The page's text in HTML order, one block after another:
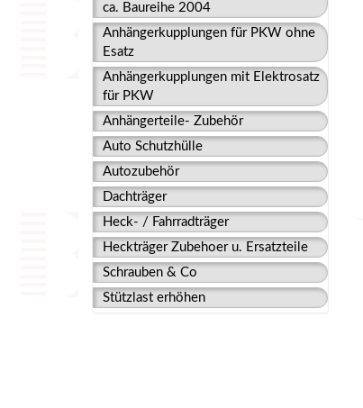
ca. Baureihe 2004
Anhängerkupplungen für PKW ohne
Esatz
Anhängerkupplungen mit Elektrosatz
für PKW
Anhängerteile- Zubehör
Auto Schutzhülle
Autozubehör
Dachträger
Heck- / Fahrradträger
Heckträger Zubehoer u. Ersatzteile
Schrauben & Co
Stützlast erhöhen